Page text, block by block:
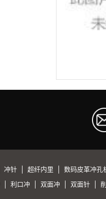
冲针 超纤内里
数码皮革冲孔
利口冲 双面冲 双面针